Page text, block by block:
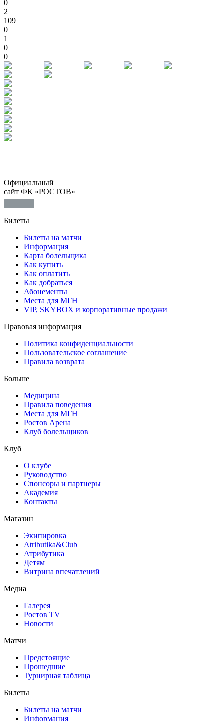
0
2
109
0
1
0
0
Официальный
сайт ФК «РОСТОВ»
Билеты
Билеты на матчи
Информация
Карта болельщика
Как купить
Как оплатить
Как добраться
Абонементы
Места для МГН
VIP, SKYBOX и корпоративные продажи
Правовая информация
Политика конфиденциальности
Пользовательское соглашение
Правила возврата
Больше
Медицина
Правила поведения
Места для МГН
Ростов Арена
Клуб болельщиков
Клуб
О клубе
Руководство
Спонсоры и партнеры
Академия
Контакты
Магазин
Экипировка
Atributika&Club
Атрибутика
Детям
Витрина впечатлений
Медиа
Галерея
Ростов TV
Новости
Матчи
Предстоящие
Прошедшие
Турнирная таблица
Билеты
Билеты на матчи
Информация